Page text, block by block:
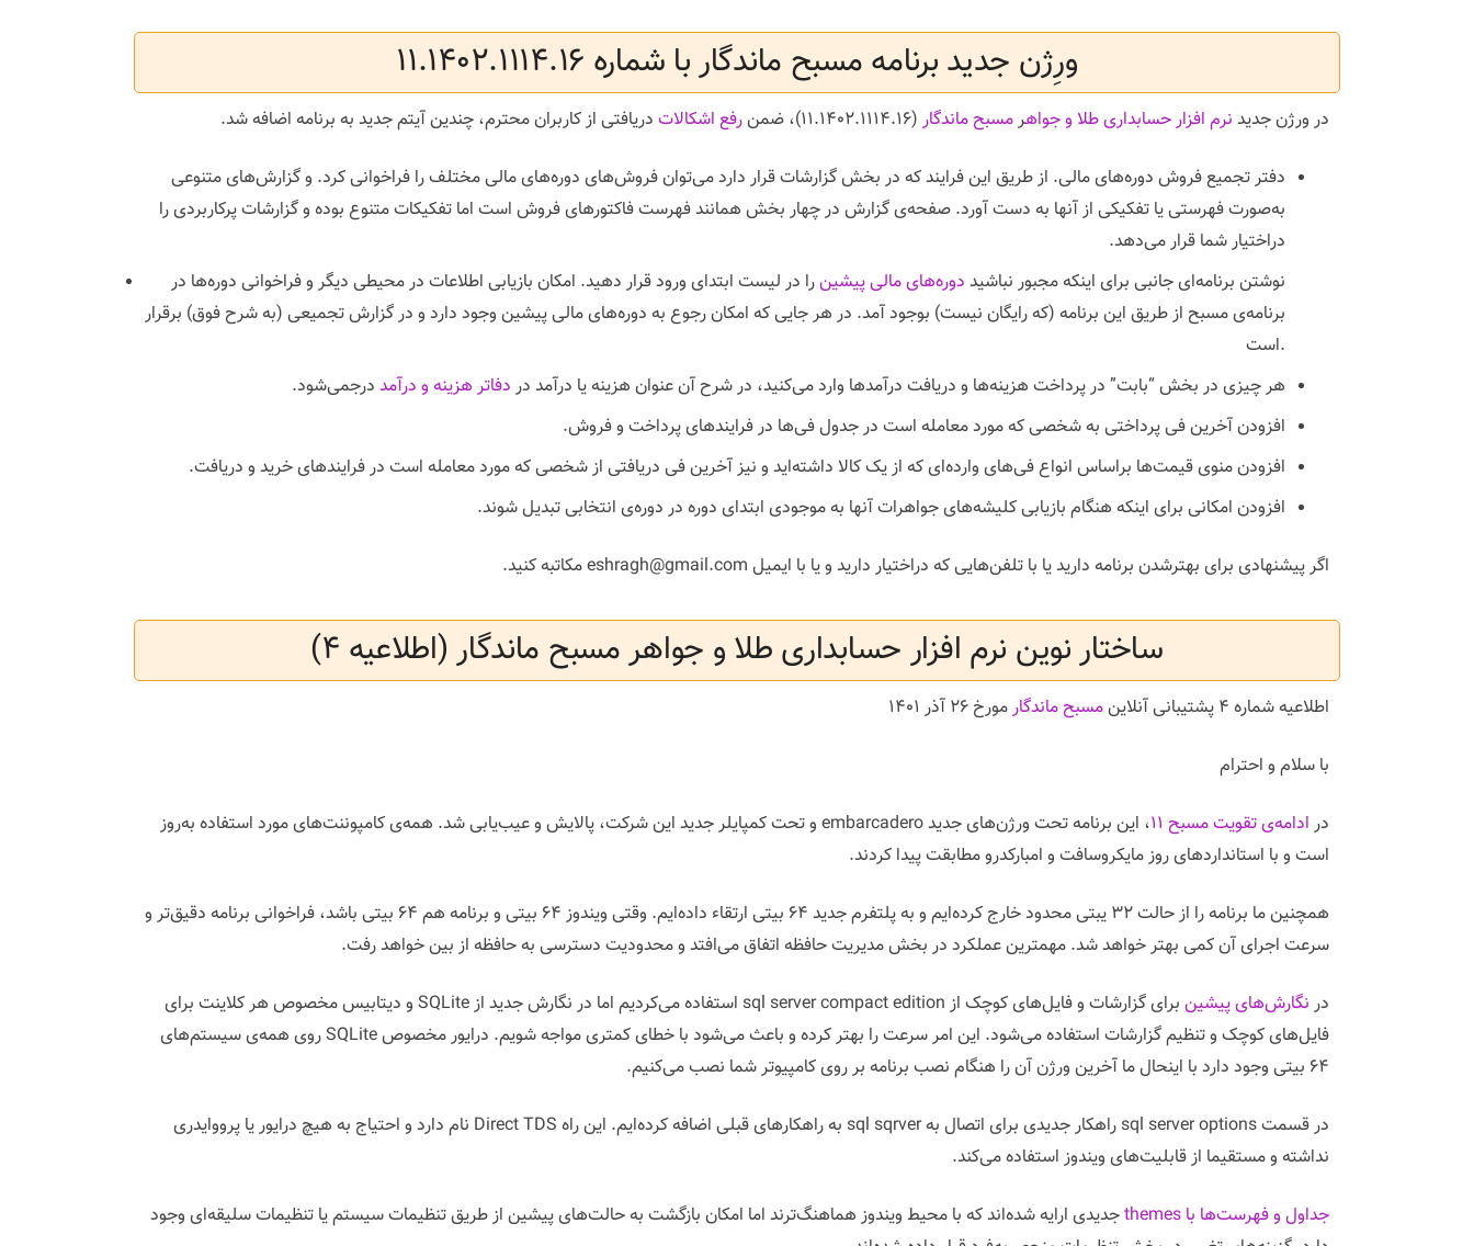
ورِژن جدید برنامه مسبح ماندگار با شماره ۱۱.۱۴۰۲.۱۱۱۴.۱۶
در ورژن جدید نرم افزار حسابداری طلا و جواهرمسبح ماندگار (۱۱.۱۴۰۲.۱۱۱۴.۱۶)، ضمن رفع اشکالات دریافتی از کاربران محترم، چندین آیتم جدید به برنامه اضافه شد.
دفتر تجمیع فروش دوره‌های مالی. از طریق این فرایند که در بخش گزارشات قرار دارد می‌توان فروش‌های دوره‌های مالی مختلف را فراخوانی کرد. و گزارش‌های متنوعی
به‌صورت فهرستی یا تفکیکی از آنها به دست آورد. صفحه‌ی گزارش در چهار بخش همانند فهرست فاکتورهای فروش است اما تفکیکات متنوع بوده و گزارشات پرکاربردی را
دراختیار شما قرار می‌دهد.
نوشتن برنامه‌ای جانبی برای اینکه مجبور نباشید دوره‌های مالی پیشینرا در لیست ابتدای ورود قرار دهید. امکان بازیابی اطلاعات در محیطی دیگر و فراخوانی دوره‌ها در
برنامه‌ی مسبح از طریق این برنامه (که رایگان نیست) بوجود آمد. در هر جایی که امکان رجوع به دوره‌های مالی پیشین وجود دارد و در گزارش تجمیعی (به شرح فوق) برقرار
است.
هر چیزی در بخش “بابت” در پرداخت هزینه‌ها و دریافت درآمدها وارد می‌کنید، در شرح آن عنوان هزینه یا درآمد در دفاتر هزینه و درآمد درجمی‌شود.
افزودن آخرین فی پرداختی به شخصی که مورد معامله است در جدول فی‌ها در فرایندهای پرداخت و فروش.
افزودن منوی قیمت‌ها براساس انواع فی‌های وارده‌ای که از یک کالا داشته‌اید و نیز آخرین فی دریافتی از شخصی که مورد معامله است در فرایندهای خرید و دریافت.
افزودن امکانی برای اینکه هنگام بازیابی کلیشه‌های جواهرات آنها به موجودی ابتدای دوره در دوره‌ی انتخابی تبدیل شوند.
اگر پیشنهادی برای بهترشدن برنامه دارید یا با تلفن‌هایی که دراختیار دارید و یا با ایمیل eshragh@gmail.com مکاتبه کنید.
ساختار نوین نرم افزار حسابداری طلا و جواهر مسبح ماندگار (اطلاعیه ۴)
اطلاعیه شماره ۴ پشتیبانی آنلاین مسبح ماندگارمورخ ۲۶ آذر ۱۴۰۱
با سلام و احترام
در ادامه‌ی تقویت مسبح ۱۱
، این برنامه تحت ورژن‌های جدید embarcadero و تحت کمپایلر جدید این شرکت، پالایش و عیب‌یابی شد. همه‌ی کامپوننت‌های مورد استفاده به‌روز
است و با استانداردهای روز مایکروسافت و امبارکدرو مطابقت پیدا کردند.
همچنین ما برنامه را از حالت ۳۲ یبتی محدود خارج کرد‌ه‌ایم و به پلتفرم جدید ۶۴ بیتی ارتقاء داده‌ایم. وقتی ویندوز ۶۴ بیتی و برنامه هم ۶۴ بیتی باشد، فراخوانی برنامه دقیق‌تر و
سرعت اجرای آن کمی بهتر خواهد شد. مهمترین عملکرد در بخش مدیریت حافظه اتفاق می‌افتد و محدودیت دسترسی به حافظه از بین خواهد رفت.
در نگارش‌های پیشین
برای گزارشات و فایل‌های کوچک از sql server compact edition استفاده می‌کردیم اما در نگارش جدید از SQLite و دیتابیس مخصوص هر کلاینت برای
فایل‌های کوچک و تنظیم گزارشات استفاده می‌شود. این امر سرعت را بهتر کرده و باعث می‌شود با خطای کمتری مواجه شویم. درایور مخصوص SQLite روی همه‌ی سیستم‌های
۶۴ بیتی وجود دارد با اینحال ما آخرین ورژن آن را هنگام نصب برنامه بر روی کامپیوتر شما نصب می‌کنیم.
در قسمت sql server options راهکار جدیدی برای اتصال به sql sqrver به راهکارهای قبلی اضافه کرده‌ایم. این راه Direct TDS نام دارد و احتیاج به هیچ درایور یا پرووایدری
نداشته و مستقیما از قابلیت‌های ویندوز استفاده می‌کند.
جداول و فهرست‌ها با themes
جدیدی ارایه شده‌اند که با محیط ویندوز هماهنگ‌ترند اما امکان بازگشت به حالت‌های پیشین از طریق تنظیمات سیستم یا تنظیمات سلیقه‌ای وجود